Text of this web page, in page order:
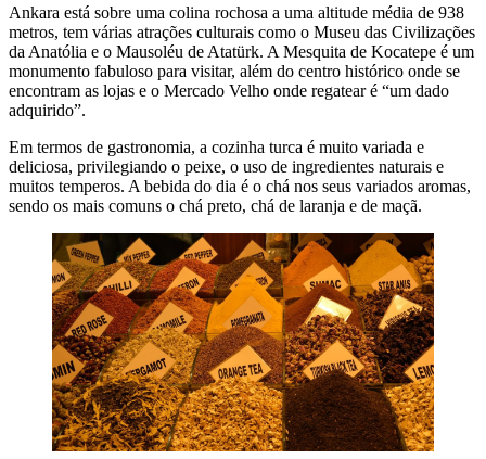
Ankara está sobre uma colina rochosa a uma altitude média de 938
metros, tem várias atrações culturais como o Museu das Civilizações
da Anatólia e o Mausoléu de Atatürk. A Mesquita de Kocatepe é um
monumento fabuloso para visitar, além do centro histórico onde se
encontram as lojas e o Mercado Velho onde regatear é “um dado
adquirido”.
Em termos de gastronomia, a cozinha turca é muito variada e
deliciosa, privilegiando o peixe, o uso de ingredientes naturais e
muitos temperos. A bebida do dia é o chá nos seus variados aromas,
sendo os mais comuns o chá preto, chá de laranja e de maçã.